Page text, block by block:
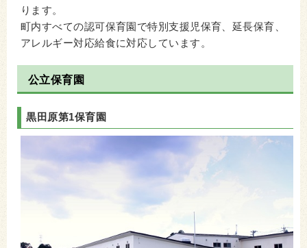
ります。
町内すべての認可保育園で特別支援児保育、延長保育、
アレルギー対応給食に対応しています。
公立保育園
黒田原第1保育園